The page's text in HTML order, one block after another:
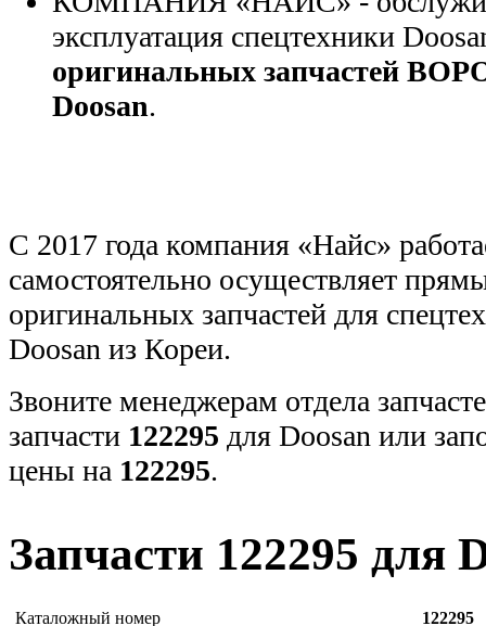
эксплуатация спецтехники
оригинальных запчастей
Doosan.
С 2017 года компания «Найс»
самостоятельно осуществляет
оригинальных запчастей для
Doosan из Кореи.
Звоните менеджерам отдела
запчасти 122295 для Doosan или
цены на 122295.
Запчасти 122295 для
Каталожный номер
122295